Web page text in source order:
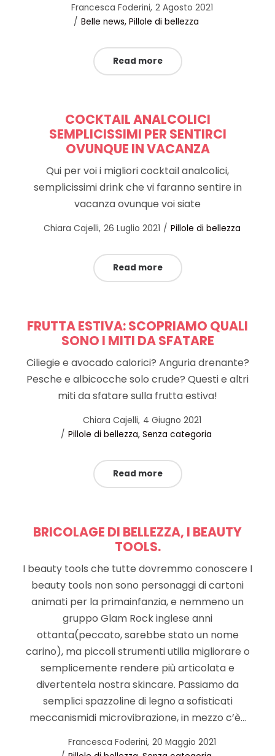
byFrancesca Foderini Posted
on
2 Agosto 2021
Posted
Belle news Pillole di bellezza
Read more
COCKTAIL ANALCOLICI
SEMPLICISSIMI PER SENTIRCI
OVUNQUE IN VACANZA
Qui per voi i migliori cocktail analcolici,
semplicissimi drink che vi faranno sentire in
vacanza ovunque voi siate
byChiara Cajelli Posted
26 Luglio 2021
Posted
Pillole di bellezza
Read more
FRUTTA ESTIVA: SCOPRIAMO QUALI
SONO I MITI DA SFATARE
Ciliegie e avocado calorici? Anguria drenante?
Pesche e albicocche solo crude? Questi e altri
miti da sfatare sulla frutta estiva!
byChiara Cajelli Posted
on
4 Giugno 2021
Posted
Pillole di bellezza Senza categoria
Read more
BRICOLAGE DI BELLEZZA, I BEAUTY
TOOLS.
I beauty tools che tutte dovremmo conoscere I
beauty tools non sono personaggi di cartoni
animati per la primainfanzia, e nemmeno un
gruppo Glam Rock inglese anni
ottanta(peccato, sarebbe stato un nome
carino), ma piccoli strumenti utilia migliorare o
semplicemente rendere più articolata e
divertentela nostra skincare. Passiamo da
semplici spazzoline di legno a sofisticati
meccanismidi microvibrazione, in mezzo c’è…
byFrancesca Foderini Posted
20 Maggio 2021